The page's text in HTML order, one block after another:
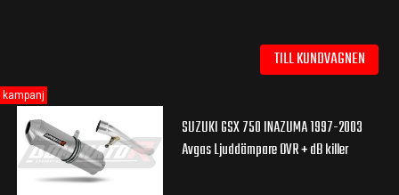
TILL KUNDVAGNEN
SUZUKI GSX 750 INAZUMA 1997-2003
Avgas Ljuddämpare OVR + dB killer
kampanj